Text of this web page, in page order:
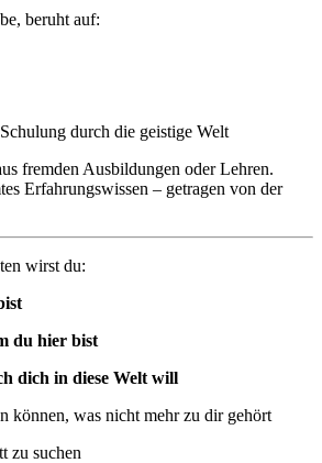
beruht auf:
durch die geistige Welt
fremden Ausbildungen oder Lehren.
Erfahrungswissen – getragen von der
wirst du:
du hier bist
dich in diese Welt will
können, was nicht mehr zu dir gehört
zu suchen